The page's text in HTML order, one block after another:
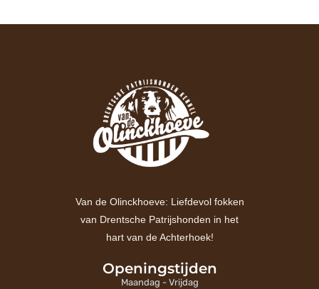
Van de Olinckhoeve: Liefdevol fokken
van Drentsche Patrijshonden in het
hart van de Achterhoek!
Openingstijden
Maandag - Vrijdag